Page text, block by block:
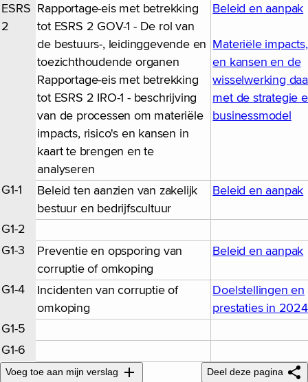
ESRS
2
Rapportage-eis met betrekking
tot ESRS 2 GOV-1 - De rol van
de bestuurs-, leidinggevende en
toezichthoudende organen
Rapportage-eis met betrekking
tot ESRS 2 IRO-1 - beschrijving
van de processen om materiële
impacts, risico's en kansen in
kaart te brengen en te
analyseren
Beleid en aanpak
Materiële impacts,
en kansen en de
wisselwerking
met de strategie
businessmodel
G1-1
Beleid ten aanzien van zakelijk
bestuur en bedrijfscultuur
Beleid en aanpak
G1-2
G1-3
Preventie en opsporing van
corruptie of omkoping
Beleid en aanpak
G1-4
Incidenten van corruptie of
omkoping
Doelstellingen en
prestaties in 2024
G1-5
G1-6
Voeg toe aan mijn verslag Deel deze pagina